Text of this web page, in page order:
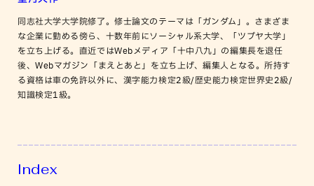
同志社大学大学院修了。修士論文のテーマは「ガンダム」。さまざま
な企業に勤める傍ら、十数年前にソーシャル系大学、「ツブヤ大学」
を立ち上げる。直近ではWebメディア「十中八九」の編集長を退任
後、Webマガジン「まえとあと」を立ち上げ、編集人となる。所持す
る資格は車の免許以外に、漢字能力検定2級/歴史能力検定世界史2級/
知識検定1級。
Index